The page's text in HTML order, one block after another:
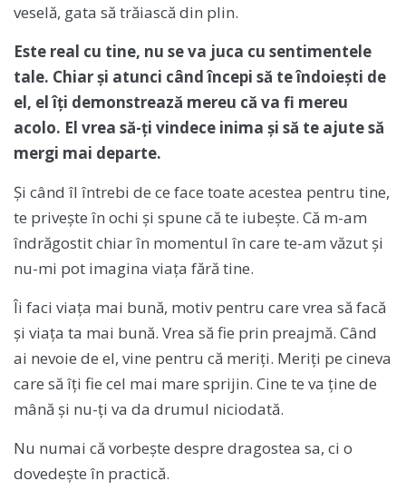
veselă, gata să trăiască din plin.
Este real cu tine, nu se va juca cu sentimentele
tale. Chiar și atunci când începi să te îndoiești de
el, el îți demonstrează mereu că va fi mereu
acolo. El vrea să-ți vindece inima și să te ajute să
mergi mai departe.
Și când îl întrebi de ce face toate acestea pentru tine,
te privește în ochi și spune că te iubește. Că m-am
îndrăgostit chiar în momentul în care te-am văzut și
nu-mi pot imagina viața fără tine.
Îi faci viața mai bună, motiv pentru care vrea să facă
și viața ta mai bună. Vrea să fie prin preajmă. Când
ai nevoie de el, vine pentru că meriți. Meriți pe cineva
care să îți fie cel mai mare sprijin. Cine te va ține de
mână și nu-ți va da drumul niciodată.
Nu numai că vorbește despre dragostea sa, ci o
dovedește în practică.